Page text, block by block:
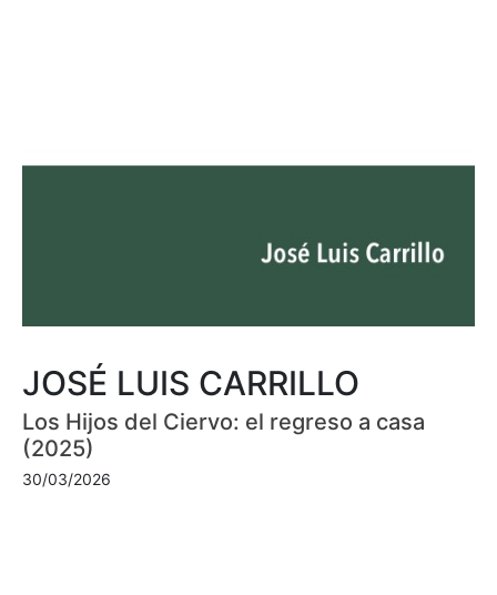
JOSÉ LUIS CARRILLO
Los Hijos del Ciervo: el regreso a casa
(2025)
30/03/2026